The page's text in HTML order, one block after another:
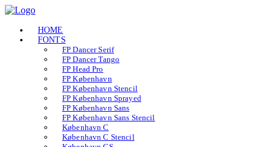
HOME
FONTS
FP Dancer Serif
FP Dancer Tango
FP Head Pro
FP København
FP København Stencil
FP København Sprayed
FP København Sans
FP København Sans Stencil
København C
København C Stencil